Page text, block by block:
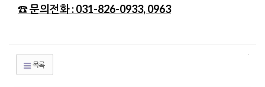
☎ 문의전화 : 031-826-0933, 0963
목록